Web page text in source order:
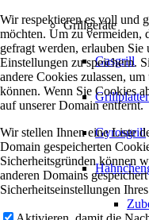
Grillgeräte
Gasgrill
Gyrosgrill
Wir respektieren es voll und
möchten. Um zu vermeiden,
gefragt werden, erlauben
Einstellungen zu speichern.
andere Cookies zulassen,
können. Wenn Sie Cookies
auf unserer Domain entfernt.
Wir stellen Ihnen eine Liste
Domain gespeicherten
Sicherheitsgründen können
anderen Domains
Sicherheitseinstellungen